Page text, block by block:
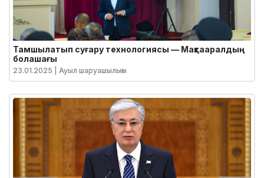
Тамшылатып суғару технологиясы — Мақтааралдың
болашағы
23.01.2025 | Ауыл шаруашылығы